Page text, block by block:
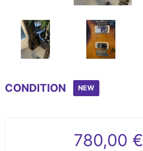
of
CONDITION NEW
780,00 €